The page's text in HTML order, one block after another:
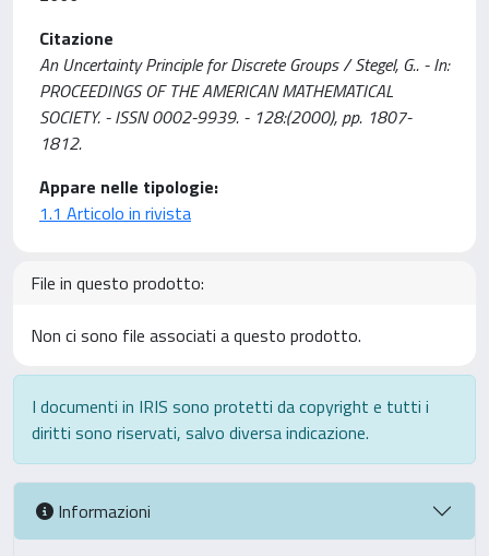
Citazione
An Uncertainty Principle for Discrete Groups / Stegel, G.. - In:
PROCEEDINGS OF THE AMERICAN MATHEMATICAL
SOCIETY. - ISSN 0002-9939. - 128:(2000), pp. 1807-
1812.
Appare nelle tipologie:
1.1 Articolo in rivista
File in questo prodotto:
Non ci sono file associati a questo prodotto.
I documenti in IRIS sono protetti da copyright e tutti i
diritti sono riservati, salvo diversa indicazione.
Informazioni